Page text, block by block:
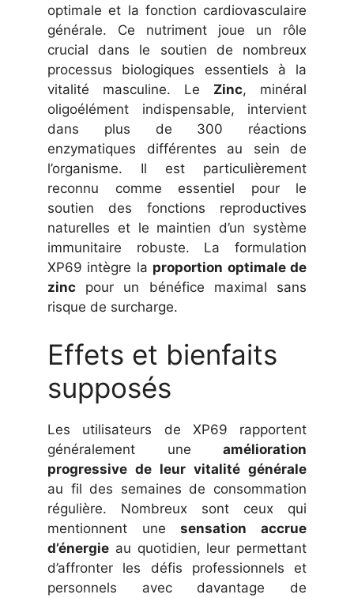
optimale et la fonction cardiovasculaire
générale. Ce nutriment joue un rôle
crucial dans le soutien de nombreux
processus biologiques essentiels à la
vitalité masculine. Le Zinc, minéral
oligoélément indispensable, intervient
dans plus de 300 réactions
enzymatiques différentes au sein de
l’organisme. Il est particulièrement
reconnu comme essentiel pour le
soutien des fonctions reproductives
naturelles et le maintien d’un système
immunitaire robuste. La formulation
XP69 intègre la proportion optimale de
zinc pour un bénéfice maximal sans
risque de surcharge.
Effets et bienfaits
supposés
Les utilisateurs de XP69 rapportent
généralement une amélioration
progressive de leur vitalité générale
au fil des semaines de consommation
régulière. Nombreux sont ceux qui
mentionnent unesensation accrue
d’énergie au quotidien, leur permettant
d’affronter les défis professionnels et
personnels avec davantage de